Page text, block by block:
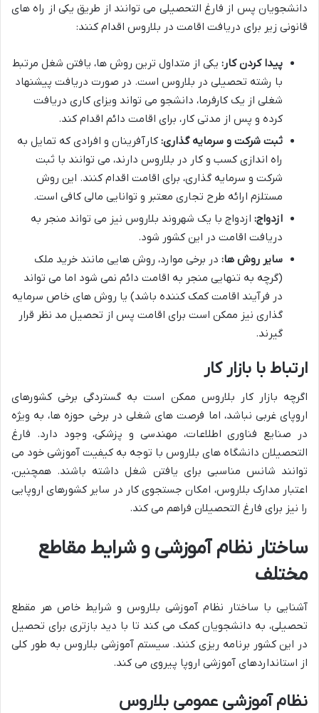
دانشجویان پس از فارغ التحصیلی می توانند از طریق یکی از راه های
قانونی زیر برای دریافت اقامت در بلاروس اقدام کنند:
پیدا کردن کار: یکی از متداول ترین روش ها، یافتن شغل مرتبط
با رشته تحصیلی در بلاروس است. در صورت دریافت پیشنهاد
شغلی از یک کارفرما، دانشجو می تواند ویزای کاری دریافت
کرده و پس از مدتی کار، برای اقامت دائم اقدام کند.
ثبت شرکت و سرمایه گذاری: کارآفرینان و افرادی که تمایل به
راه اندازی کسب و کار در بلاروس دارند، می توانند با ثبت
شرکت و سرمایه گذاری، برای اقامت اقدام کنند. این روش
مستلزم ارائه طرح تجاری معتبر و توانایی مالی کافی است.
ازدواج: ازدواج با یک شهروند بلاروس نیز می تواند منجر به
دریافت اقامت در این کشور شود.
سایر روش ها: در برخی موارد، روش هایی مانند خرید ملک
(گرچه به تنهایی منجر به اقامت دائم نمی شود اما می تواند
در فرآیند اقامت کمک کننده باشد) یا روش های خاص سرمایه
گذاری نیز ممکن است برای اقامت پس از تحصیل مد نظر قرار
گیرند.
ارتباط با بازار کار
اگرچه بازار کار بلاروس ممکن است به گستردگی برخی کشورهای
اروپای غربی نباشد، اما فرصت های شغلی در برخی حوزه ها، به ویژه
در صنایع فناوری اطلاعات، مهندسی و پزشکی، وجود دارد. فارغ
التحصیلان دانشگاه های بلاروس با توجه به کیفیت آموزشی خود می
توانند شانس مناسبی برای یافتن شغل داشته باشند. همچنین،
اعتبار مدارک بلاروس، امکان جستجوی کار در سایر کشورهای اروپایی
را نیز برای فارغ التحصیلان فراهم می کند.
ساختار نظام آموزشی و شرایط مقاطع
مختلف
آشنایی با ساختار نظام آموزشی بلاروس و شرایط خاص هر مقطع
تحصیلی، به دانشجویان کمک می کند تا با دید بازتری برای تحصیل
در این کشور برنامه ریزی کنند. سیستم آموزشی بلاروس به طور کلی
از استانداردهای آموزشی اروپا پیروی می کند.
نظام آموزشی عمومی بلاروس